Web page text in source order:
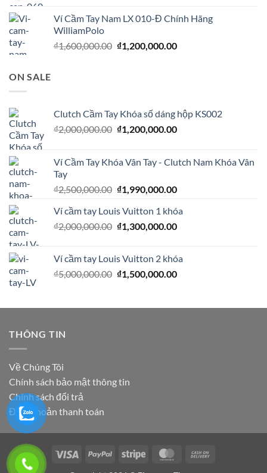
₫1,500,000.00.là:
Ví Cầm Tay Nam LX 010-Đ Chính Hãng
WilliamPolo
₫1,600,000.00 Giá
₫1,200,000.00Giá
ON SALE
Clutch Cầm Tay Khóa số dáng hộp KS002
₫2,000,000.00 Giá
₫2,000,000.00.
₫1,200,000.00Giá
là:
Ví Cầm Tay Khóa Vân Tay - Clutch Nam Khóa Vân
Tay
₫2,500,000.00 Giá
là:
₫2,500,000.00.
₫1,990,000.00Giá
tại
là:
Ví cầm tay Louis Vuitton 1 khóa
₫2,000,000.00 Giá
₫2,000,000.00.
₫1,300,000.00Giá
là:
₫1,300,000.00.
Ví cầm tay Louis Vuitton 2 khóa
₫5,000,000.00 Giá
₫5,000,000.00.
₫1,500,000.00Giá
là:
THÔNG TIN
Về Chúng Tôi
Chính sách bảo mật thông tin
Chính sách đổi trả
Điều khoản thanh toán
Visa PayPal Stripe MasterCard